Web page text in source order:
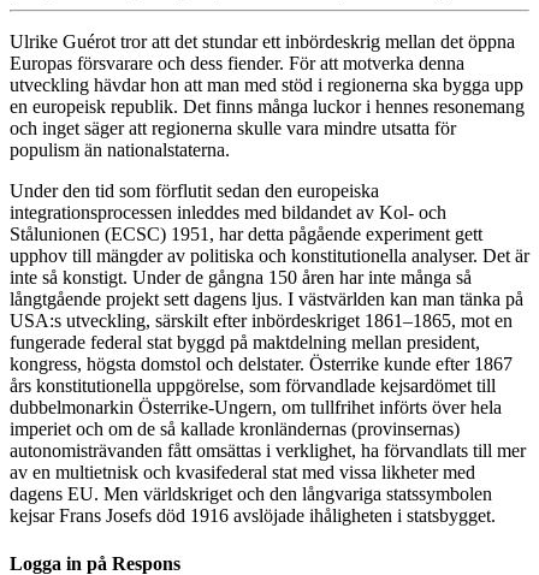
Ulrike Guérot tror att det stundar ett inbördeskrig mellan det öppna
Europas försvarare och dess fiender. För att motverka denna
utveckling hävdar hon att man med stöd i regionerna ska bygga upp
en europeisk republik. Det finns många luckor i hennes resonemang
och inget säger att regionerna skulle vara mindre utsatta för
populism än nationalstaterna.
Under den tid som förflutitsedan den europeiska
integrationsprocessen inleddes med bildandet av Kol- och
Stålunionen (ECSC) 1951, har detta pågående experiment gett
upphov till mängder av politiska och konstitutionella analyser. Det är
inte så konstigt. Under de gångna 150 åren har inte många så
långtgående projekt sett dagens ljus. I västvärlden kan man tänka på
USA:s utveckling, särskilt efter inbördeskriget 1861–1865, mot en
fungerade federal stat byggd på maktdelning mellan president,
kongress, högsta domstol och delstater. Österrike kunde efter 1867
års konstitutionella uppgörelse, som förvandlade kejsardömet till
dubbelmonarkin Österrike-Ungern, om tullfrihet införts över hela
imperiet och om de så kallade kronländernas (provinsernas)
autonomisträvanden fått omsättas i verklighet, ha förvandlats till mer
av en multietnisk och kvasifederal stat med vissa likheter med
dagens EU. Men världskriget och den långvariga statssymbolen
kejsar Frans Josefs död 1916 avslöjade ihåligheten i statsbygget.
Logga in på Respons